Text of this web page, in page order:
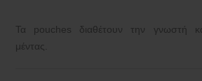
Τα pouches διαθέτουν την γνωστή
μέντας.